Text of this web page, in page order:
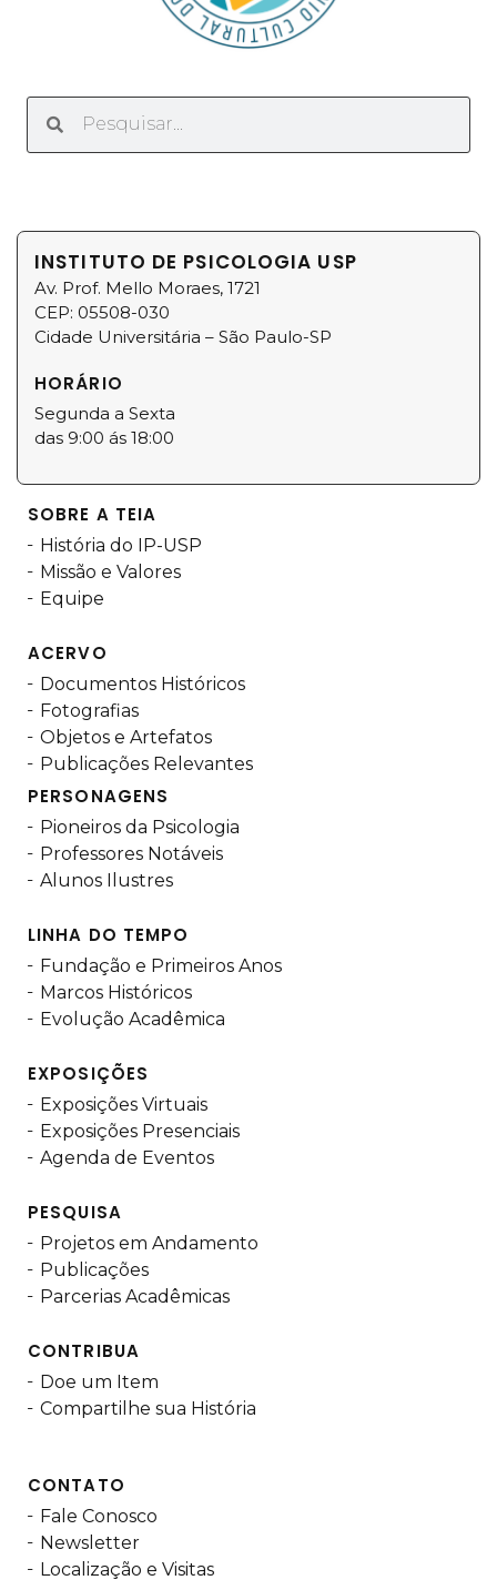
INSTITUTO DE PSICOLOGIA USP
Av. Prof. Mello Moraes, 1721
CEP: 05508-030
Cidade Universitária – São Paulo-SP
HORÁRIO
Segunda a Sexta
das 9:00 ás 18:00
SOBRE A TEIA
História do IP-USP
Missão e Valores
Equipe
ACERVO
Documentos Históricos
Fotografias
Objetos e Artefatos
Publicações Relevantes
PERSONAGENS
Pioneiros da Psicologia
Professores Notáveis
Alunos Ilustres
LINHA DO TEMPO
Fundação e Primeiros Anos
Marcos Históricos
Evolução Acadêmica
EXPOSIÇÕES
Exposições Virtuais
Exposições Presenciais
Agenda de Eventos
PESQUISA
Projetos em Andamento
Publicações
Parcerias Acadêmicas
CONTRIBUA
Doe um Item
Compartilhe sua História
CONTATO
Fale Conosco
Newsletter
Localização e Visitas